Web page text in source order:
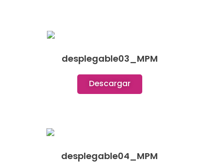
desplegable03_MPM
Descargar
desplegable04_MPM